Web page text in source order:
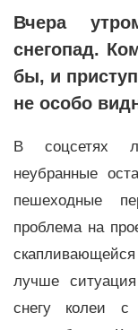
Вчера
снегопад.
бы, и
не особо
В соцсетях
неубранные
пешеходные
проблема на
лучше
снегу колеи с